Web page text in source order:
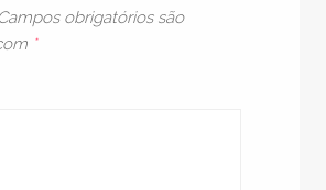
Campos obrigatórios são
*